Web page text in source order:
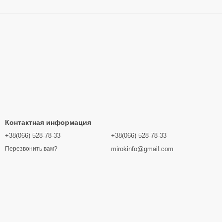
Контактная информация
+38(066) 528-78-33
Перезвонить вам?
+38(066) 528-78-33
mirokinfo@gmail.com